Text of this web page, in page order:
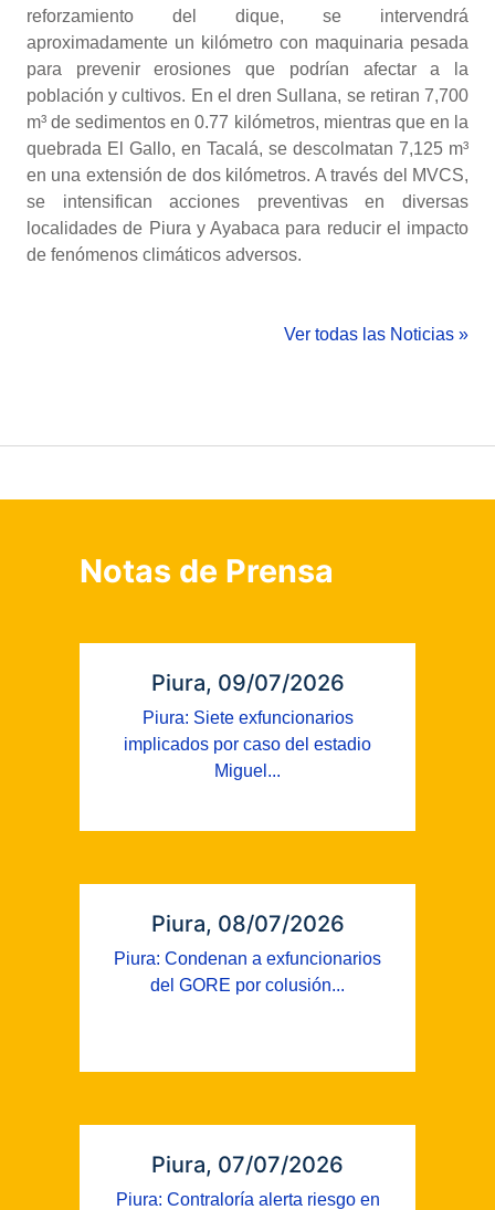
reforzamiento del dique, se intervendrá
aproximadamente un kilómetro con maquinaria pesada
para prevenir erosiones que podrían afectar a la
población y cultivos. En el dren Sullana, se retiran 7,700
m³ de sedimentos en 0.77 kilómetros, mientras que en la
quebrada El Gallo, en Tacalá, se descolmatan 7,125 m³
en una extensión de dos kilómetros. A través del MVCS,
se intensifican acciones preventivas en diversas
localidades de Piura y Ayabaca para reducir el impacto
de fenómenos climáticos adversos.
Ver todas las Noticias »
Notas de Prensa
Piura, 09/07/2026
Piura: Siete exfuncionarios
implicados por caso del estadio
Miguel...
Piura, 08/07/2026
Piura: Condenan a exfuncionarios
del GORE por colusión...
Piura, 07/07/2026
Piura: Contraloría alerta riesgo en